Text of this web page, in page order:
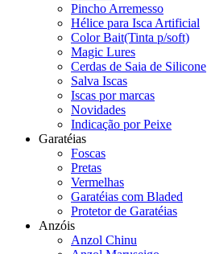
Pincho Arremesso
Hélice para Isca Artificial
Color Bait(Tinta p/soft)
Magic Lures
Cerdas de Saia de Silicone
Salva Iscas
Iscas por marcas
Novidades
Indicação por Peixe
Garatéias
Foscas
Pretas
Vermelhas
Garatéias com Bladed
Protetor de Garatéias
Anzóis
Anzol Chinu